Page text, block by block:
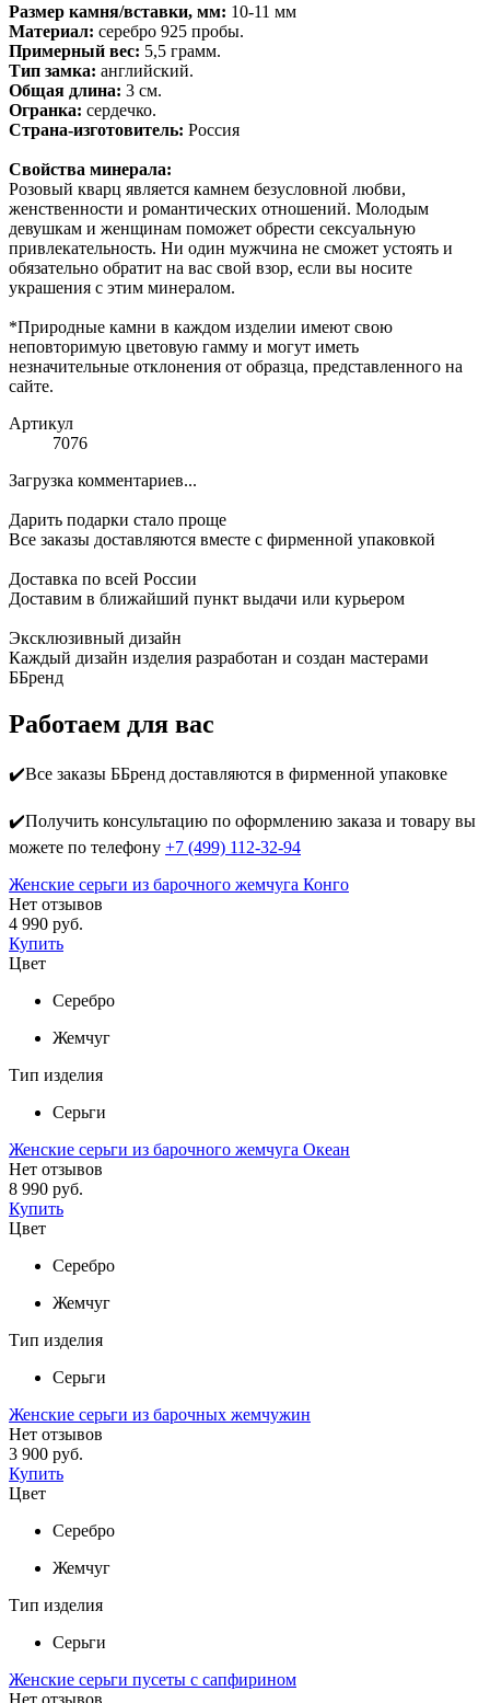
Размер камня/вставки, мм: 10-11 мм
Материал: серебро 925 пробы.
Примерный вес: 5,5 грамм.
Тип замка: английский.
Общая длина: 3 см.
Огранка: сердечко.
Страна-изготовитель: Россия
Свойства минерала:
Розовый кварц является камнем безусловной любви,
женственности и романтических отношений. Молодым
девушкам и женщинам поможет обрести сексуальную
привлекательность. Ни один мужчина не сможет устоять и
обязательно обратит на вас свой взор, если вы носите
украшения с этим минералом.
*Природные камни в каждом изделии имеют свою
неповторимую цветовую гамму и могут иметь
незначительные отклонения от образца, представленного на
сайте.
Артикул
7076
Загрузка комментариев...
Дарить подарки стало проще
Все заказы доставляются вместе c фирменной упаковкой
Доставка по всей России
Доставим в ближайший пункт выдачи или курьером
Эксклюзивный дизайн
Каждый дизайн изделия разработан и создан мастерами
ББренд
Работаем для вас
✔️Все заказы ББренд доставляются в фирменной упаковке
✔️Получить консультацию по оформлению заказа и товару вы
можете по телефону +7 (499) 112-32-94
Женские серьги из барочного жемчуга Конго
Нет отзывов
4 990 руб.
Купить
Цвет
Серебро
Жемчуг
Тип изделия
Серьги
Женские серьги из барочного жемчуга Океан
Нет отзывов
8 990 руб.
Купить
Цвет
Серебро
Жемчуг
Тип изделия
Серьги
Женские серьги из барочных жемчужин
Нет отзывов
3 900 руб.
Купить
Цвет
Серебро
Жемчуг
Тип изделия
Серьги
Женские серьги пусеты с сапфирином
Нет отзывов